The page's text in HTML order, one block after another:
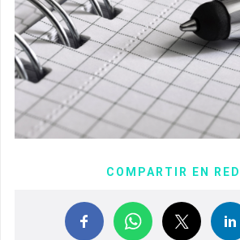
COMPARTIR EN